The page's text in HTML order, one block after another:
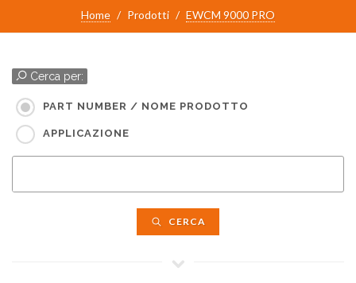
Home Prodotti EWCM 9000 PRO
Cerca per:
PART NUMBER / NOME PRODOTTO
APPLICAZIONE
CERCA